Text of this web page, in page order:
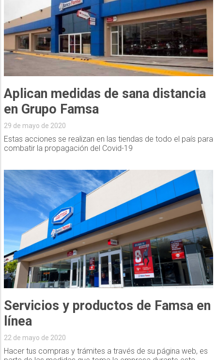
Aplican medidas de sana distancia
en Grupo Famsa
29 de mayo de 2020
Estas acciones se realizan en las tiendas de todo el país para
combatir la propagación del Covid-19
Servicios y productos de Famsa en
línea
22 de mayo de 2020
Hacer tus compras y trámites a través de su página web, es